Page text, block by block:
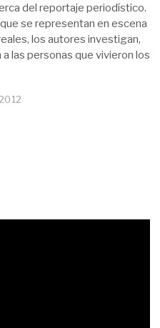
del reportaje periodístico.
se representan en escena
los autores investigan,
las personas que vivieron los